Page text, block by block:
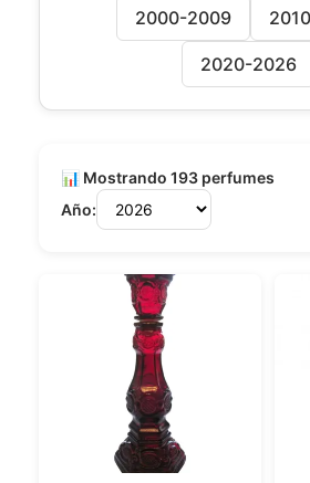
2000-2009
2020-2026
📊 Mostrando 193 perfumes
Año: